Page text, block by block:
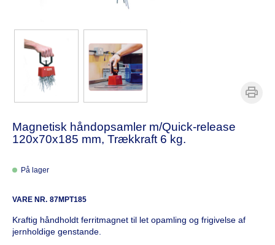
Magnetisk håndopsamler m/Quick-release
120x70x185 mm, Trækkraft 6 kg.
På lager
VARE NR. 87MPT185
Kraftig håndholdt ferritmagnet til let opamling og frigivelse af
jernholdige genstande.